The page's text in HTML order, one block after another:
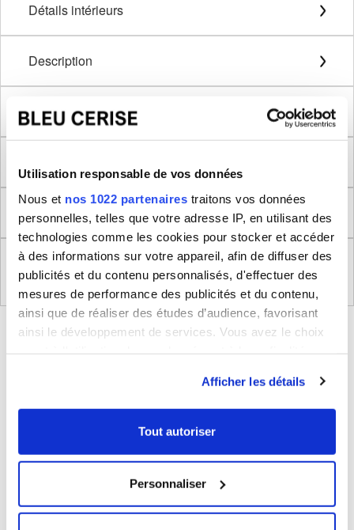
Utilisation responsable de vos données
Nous et nos 1022 partenaires traitons vos données
personnelles, telles que votre adresse IP, en utilisant des
technologies comme les cookies pour stocker et accéder
à des informations sur votre appareil, afin de diffuser des
publicités et du contenu personnalisés, d'effectuer des
mesures de performance des publicités et du contenu,
ainsi que de réaliser des études d’audience, favorisant
ainsi le développement de services. Vous avez le choix
tout moment en consultant la Déclaration relative aux
cookies ou en cliquant sur l'icône de confidentialité.
Collecter des informations sur votre localisation
géographique qui peuvent être précises à plusieurs
mètres près
Afficher les détails
Tout autoriser
Personnaliser
Détails intérieurs
Description
Méthode de mesure
Retour
Règlement (UE) 2023/988 relatifs à la Sécurité
Générale des Produits
BLEUCERISE VOUS CONSEILLE
sans roulettes